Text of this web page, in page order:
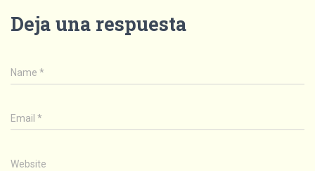
Deja una respuesta
Name *
Email *
Website